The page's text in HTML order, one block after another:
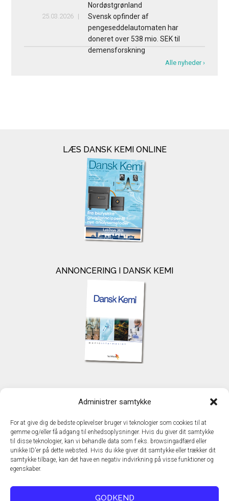
Administrer samtykke
For at give dig de bedste oplevelser bruger vi teknologier som cookies til at
gemme og/eller få adgang til enhedsoplysninger. Hvis du giver dit samtykke
til disse teknologier, kan vi behandle data som f.eks. browsingadfærd eller
unikke ID'er på dette websted. Hvis du ikke giver dit samtykke eller trækker dit
samtykke tilbage, kan det have en negativ indvirkning på visse funktioner og
egenskaber.
GODKEND
Nordøstgrønland
25.03.2026
Svensk opfinder af
pengeseddelautomaten har
doneret over 538 mio. SEK til
demensforskning
Alle nyheder ›
LÆS DANSK KEMI ONLINE
ANNONCERING I DANSK KEMI
TechMedia A/S
DK - 2600 Glostrup
www.techmedia.dk
Telefon: +45 43 24 26 28
E-mail:info@techmedia.dk